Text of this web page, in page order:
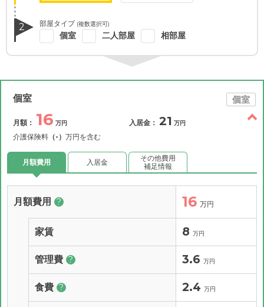
2 部屋タイプ (複数選択可)
個室 二人部屋 相部屋
個室 個室
月額： 16 万円
介護保険料 （-） 万円を含む
入居金： 21 万円
月額費用 入居金
その他費用
補足情報
月額費用 ? 16 万円
家賃 8 万円
管理費 ? 3.6 万円
食費 ? 2.4 万円